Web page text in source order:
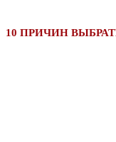
10 ПРИЧИН